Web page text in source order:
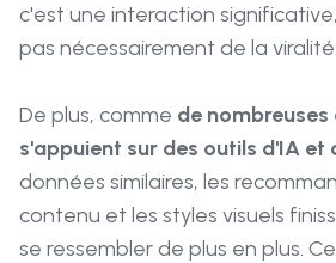
c'est une interaction
pas nécessairement de la viralité.
De plus, comme de
s'appuient sur des outils d'IA et
données similaires, les
contenu et les styles visuels
se ressembler de plus en plus.